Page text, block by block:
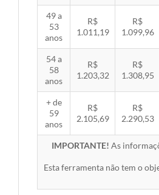
49 a
53
anos
R$
1.011,19
R$
1.099,96
54 a
58
anos
R$
1.203,32
R$
1.308,95
+ de
59
anos
R$
2.105,69
R$
2.290,53
IMPORTANTE! As
Esta ferramenta não tem o